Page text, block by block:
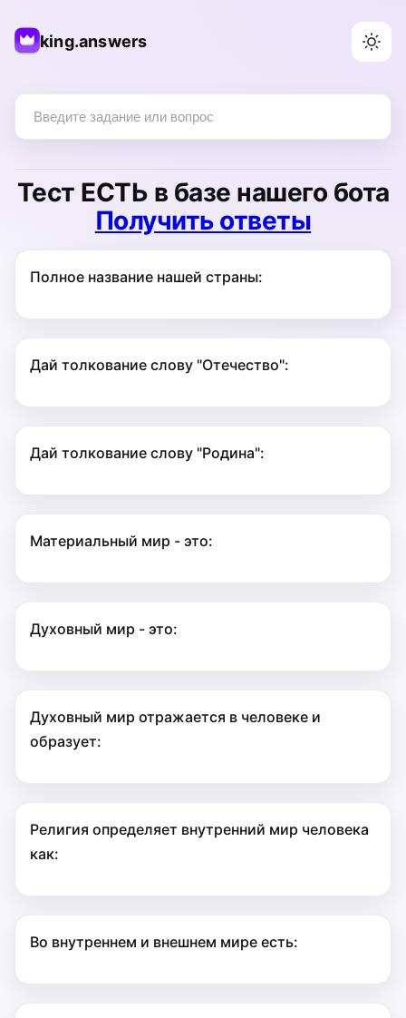
king.answers
Тест ЕСТЬ в базе нашего бота
Получить ответы
Полное название нашей страны:
Дай толкование слову "Отечество":
Дай толкование слову "Родина":
Материальный мир - это:
Духовный мир - это:
Духовный мир отражается в человеке и
образует:
Религия определяет внутренний мир человека
как:
Во внутреннем и внешнем мире есть: